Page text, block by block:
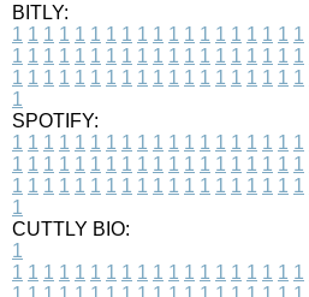
BITLY:
1 1 1 1 1 1 1 1 1 1 1 1 1 1 1 1 1 1 1
1 1 1 1 1 1 1 1 1 1 1 1 1 1 1 1 1 1 1
1 1 1 1 1 1 1 1 1 1 1 1 1 1 1 1 1 1 1
1
SPOTIFY:
1 1 1 1 1 1 1 1 1 1 1 1 1 1 1 1 1 1 1
1 1 1 1 1 1 1 1 1 1 1 1 1 1 1 1 1 1 1
1 1 1 1 1 1 1 1 1 1 1 1 1 1 1 1 1 1 1
1
CUTTLY BIO:
1
1 1 1 1 1 1 1 1 1 1 1 1 1 1 1 1 1 1 1